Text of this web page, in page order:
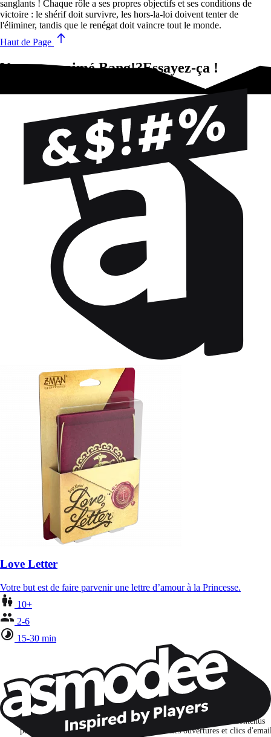
sanglants ! Chaque rôle a ses propres objectifs et ses conditions de
victoire : le shérif doit survivre, les hors-la-loi doivent tenter de
l'éliminer, tandis que le renégat doit vaincre tout le monde.
Haut de Page
Vous avez aimé Bang!?Essayez-ça !
Love Letter
Votre but est de faire parvenir une lettre d’amour à la Princesse.
10+
2-6
15-30 min
Restons connectés !
Je m'abonne pour découvrir des jeux, des nouveautés et des contenus
personnalisés selon mes centres d'intérêt et mes ouvertures et clics